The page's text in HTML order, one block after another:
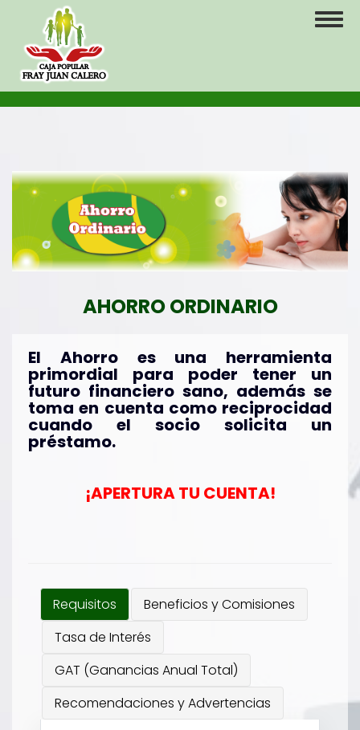
contenido
principal
AHORRO ORDINARIO
El Ahorro es una herramienta
primordial para poder tener un
futuro financiero sano, además se
toma en cuenta como reciprocidad
cuando el socio solicita un
préstamo.
¡APERTURA TU CUENTA!
Requisitos
Beneficios y Comisiones
Tasa de Interés
GAT (Ganancias Anual Total)
Recomendaciones y Advertencias